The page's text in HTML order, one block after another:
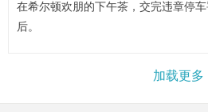
在希尔顿欢朋的下午茶，交完违章停
后。
加载更多